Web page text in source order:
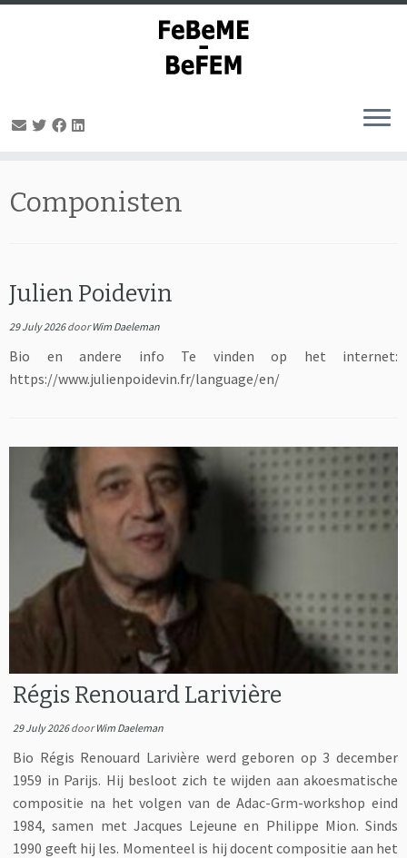
naar
inhoud
Componisten
Julien Poidevin
29 July 2026 doorWim Daeleman
Bio en andere info Te vinden op het internet:
https://www.julienpoidevin.fr/language/en/
Régis Renouard Larivière
29 July 2026doorWim Daeleman
Bio Régis Renouard Larivière werd geboren op 3 december
1959 in Parijs. Hij besloot zich te wijden aan akoesmatische
compositie na het volgen van de Adac-Grm-workshop eind
1984, samen met Jacques Lejeune en Philippe Mion. Sinds
1990 geeft hij les. Momenteel is hij docent compositie aan het